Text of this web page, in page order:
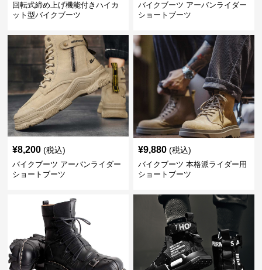
回転式締め上げ機能付きハイカ
ット型バイクブーツ
バイクブーツ アーバンライダー
ショートブーツ
¥8,200 (税込)
バイクブーツ アーバンライダー
ショートブーツ
¥9,880 (税込)
バイクブーツ 本格派ライダー用
ショートブーツ